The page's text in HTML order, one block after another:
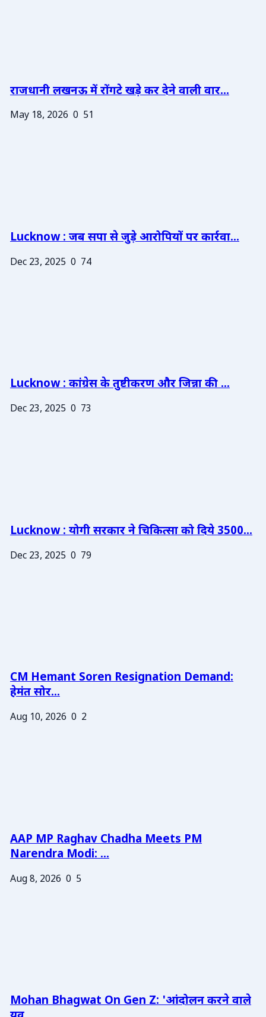
राजधानी लखनऊ में रोंगटे खड़े कर देने वाली वार...
May 18, 2026 0 51
Lucknow : जब सपा से जुड़े आरोपियों पर कार्रवा...
Dec 23, 2025 0 74
Lucknow : कांग्रेस के तुष्टीकरण और जिन्ना की ...
Dec 23, 2025 0 73
Lucknow : योगी सरकार ने चिकित्सा को दिये 3500...
Dec 23, 2025 0 79
CM Hemant Soren Resignation Demand:
हेमंत सोर...
Aug 10, 2026 0 2
AAP MP Raghav Chadha Meets PM
Narendra Modi: ...
Aug 8, 2026 0 5
Mohan Bhagwat On Gen Z: 'आंदोलन करने वाले